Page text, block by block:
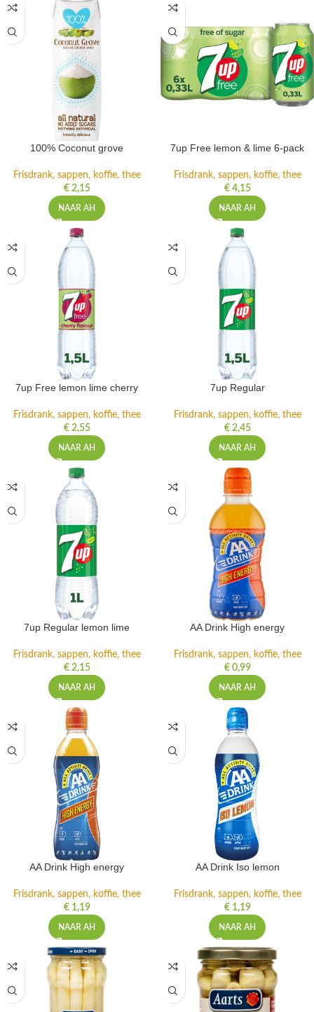
100% Coconut grove
Frisdrank, sappen, koffie, thee
€2,15
NAAR AH
7up Free lemon & lime 6-pack
Frisdrank, sappen, koffie, thee
€4,15
NAAR AH
7up Free lemon lime cherry
Frisdrank, sappen, koffie, thee
€2,55
NAAR AH
7up Regular
Frisdrank, sappen, koffie, thee
€2,45
NAAR AH
7up Regular lemon lime
Frisdrank, sappen, koffie, thee
€2,15
NAAR AH
AA Drink High energy
Frisdrank, sappen, koffie, thee
€0,99
NAAR AH
AA Drink High energy
Frisdrank, sappen, koffie, thee
€1,19
NAAR AH
AA Drink Iso lemon
Frisdrank, sappen, koffie, thee
€1,19
NAAR AH